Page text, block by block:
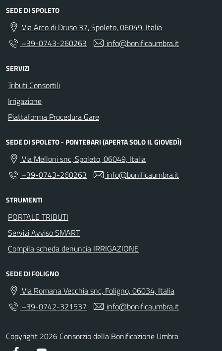
SEDE DI SPOLETO
Via Arco di Druso 37, Spoleto, 06049, Italia
+39-0743-260263
info@bonificaumbra.it
SERVIZI
Tributi Consortili
Irrigazione
Piattaforma Procedura Gare
SEDE DI SPOLETO - PONTEBARI (APERTA SOLO IL GIOVEDÌ)
Via Melloni snc, Spoleto, 06049, Italia
+39-0743-260263
info@bonificaumbra.it
STRUMENTI
PORTALE TRIBUTI
Servizi Avviso SMART
Compila scheda denuncia IRRIGAZIONE
SEDE DI FOLIGNO
Via Romana Vecchia snc, Foligno, 06034, Italia
+39-0742-321537
info@bonificaumbra.it
Copyright 2026 Consorzio della Bonificazione Umbra